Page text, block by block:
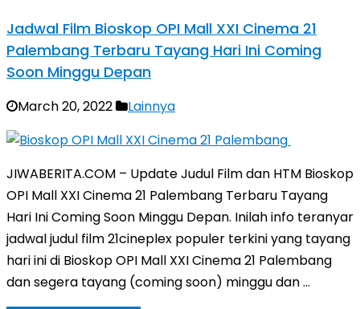
Jadwal Film Bioskop OPI Mall XXI Cinema 21
Palembang Terbaru Tayang Hari Ini Coming
Soon Minggu Depan
March 20, 2022 Lainnya
JIWABERITA.COM – Update Judul Film dan HTM Bioskop
OPI Mall XXI Cinema 21 Palembang Terbaru Tayang
Hari Ini Coming Soon Minggu Depan. Inilah info teranyar
jadwal judul film 21cineplex populer terkini yang tayang
hari ini di Bioskop OPI Mall XXI Cinema 21 Palembang
dan segera tayang (coming soon) minggu dan …